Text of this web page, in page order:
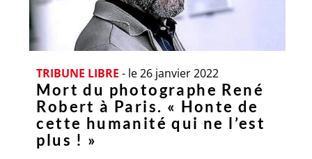
TRIBUNE LIBRE - le 26 janvier 2022
Mort du photographe René
Robert à Paris. « Honte de
cette humanité qui ne l’est
plus ! »